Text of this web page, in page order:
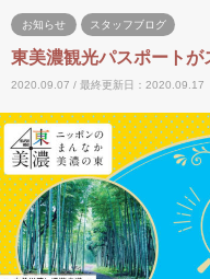
お知らせ スタッフブログ
東美濃観光パスポートが
2020.09.07 / 最終更新日：2020.09.17